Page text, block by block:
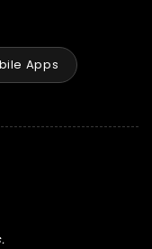
Apps